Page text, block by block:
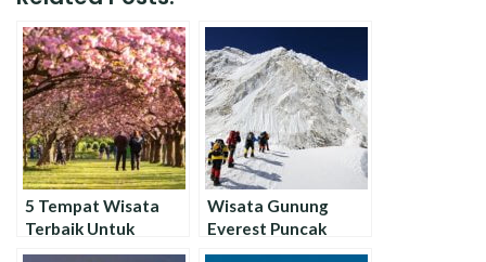
5 Tempat Wisata
Terbaik Untuk
Menikmati Bunga
Wisata Gunung
Everest Puncak
Tertinggi di Dunia